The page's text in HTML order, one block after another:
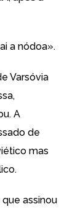
a nódoa».
Varsóvia
A
de
mas
assinou